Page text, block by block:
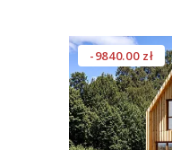
-9840.00 zł